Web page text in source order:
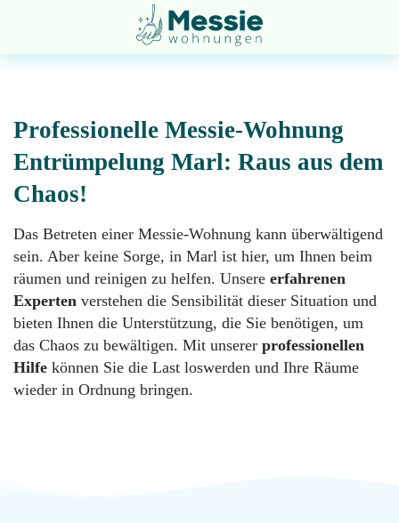
Professionelle Messie-Wohnung
Entrümpelung Marl: Raus aus dem
Chaos!
Das Betreten einer Messie-Wohnung kann überwältigend
sein. Aber keine Sorge, in Marl ist hier, um Ihnen beim
räumen und reinigen zu helfen. Unsere erfahrenen
Experten verstehen die Sensibilität dieser Situation und
bieten Ihnen die Unterstützung, die Sie benötigen, um
das Chaos zu bewältigen. Mit unserer professionellen
Hilfe können Sie die Last loswerden und Ihre Räume
wieder in Ordnung bringen.
Entsorgung
Entrümpelung
Geruchsneutralisation
Messie
Startseite
Über
uns
Impressum